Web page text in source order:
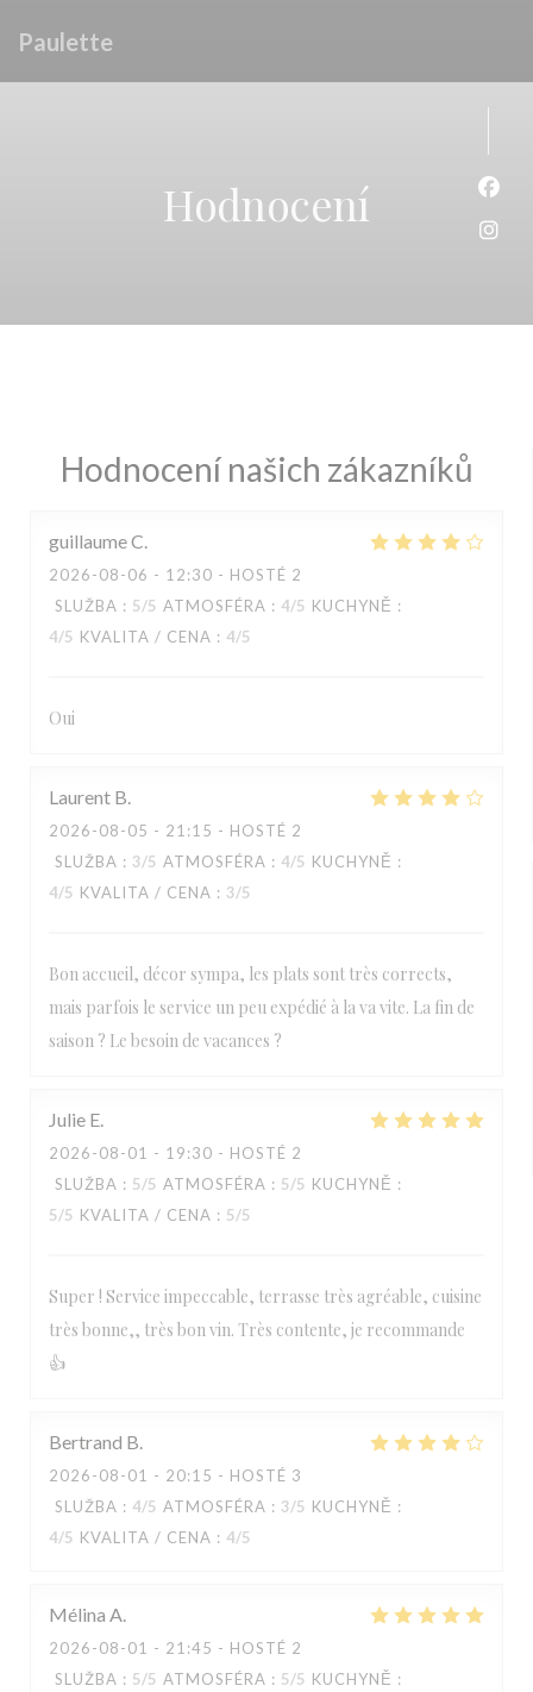
Paulette
Hodnocení
Hodnocení našich zákazníků
guillaumeC
2026-08-06 - 12:30 - HOSTÉ 2
SLUŽBA : 5/5 ATMOSFÉRA : 4/5 KUCHYNĚ :
4/5 KVALITA / CENA : 4/5
Oui
Laurent B
2026-08-05 - 21:15 - HOSTÉ 2
SLUŽBA : 3/5 ATMOSFÉRA : 4/5 KUCHYNĚ :
4/5 KVALITA / CENA : 3/5
Bon accueil, décor sympa, les plats sont très corrects,
mais parfois le service un peu expédié à la va vite. La fin de
saison ? Le besoin de vacances ?
Julie E
2026-08-01 - 19:30 - HOSTÉ 2
SLUŽBA : 5/5 ATMOSFÉRA : 5/5 KUCHYNĚ :
5/5 KVALITA / CENA : 5/5
Super ! Service impeccable, terrasse très agréable, cuisine
très bonne,, très bon vin. Très contente, je recommande
👍
Bertrand B
2026-08-01 - 20:15 - HOSTÉ 3
SLUŽBA : 4/5 ATMOSFÉRA : 3/5 KUCHYNĚ :
4/5 KVALITA / CENA : 4/5
Mélina A
2026-08-01 - 21:45 - HOSTÉ 2
SLUŽBA : 5/5 ATMOSFÉRA : 5/5 KUCHYNĚ :